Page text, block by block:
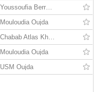
Youssoufia Berrechid
Mouloudia Oujda
Chabab Atlas Khénifra
Mouloudia Oujda
USM Oujda